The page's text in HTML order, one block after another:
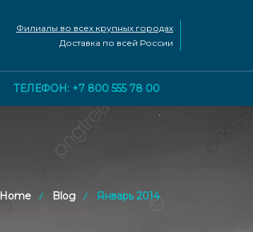
ТЕЛЕФОН: +7 800 555 78 00
Филиалы во всех крупных городах
Доставка по всей России
Home Blog Январь 2014